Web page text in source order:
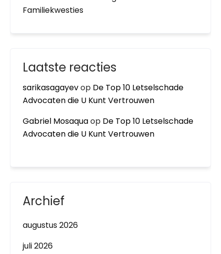
Familiekwesties
Laatste reacties
sarikasagayevop De Top 10 Letselschade
Advocaten die U Kunt Vertrouwen
Gabriel Mosaquaop De Top 10 Letselschade
Advocaten die U Kunt Vertrouwen
Archief
augustus 2026
juli 2026